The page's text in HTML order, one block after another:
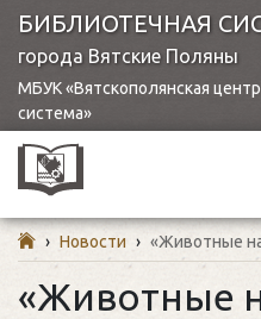
БИБЛИОТЕЧНАЯ
города Вятские Поляны
МБУК «Вятскополянская
система»
› Новости › «Животные
«Животные